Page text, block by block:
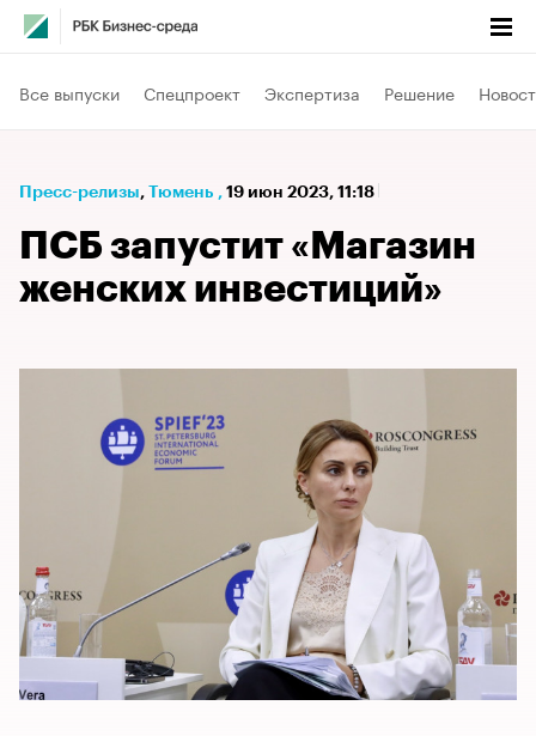
Все выпуски Спецпроект Экспертиза Решение
Пресс-релизы⁠, Тюмень , 19 июн 2023, 11:18
ПСБ запустит «Магазин
женских инвестиций»